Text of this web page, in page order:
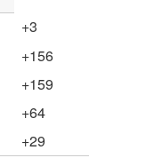
+3
+156
+159
+64
+29